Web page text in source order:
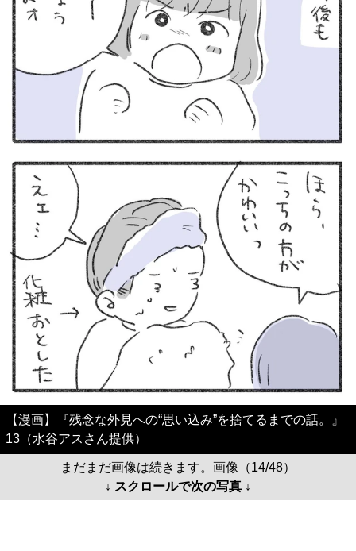
【漫画】『残念な外見への“思い込み”を捨てるまでの話。』
13（水谷アスさん提供）
まだまだ画像は続きます。画像（14/48）
↓ スクロールで次の写真 ↓